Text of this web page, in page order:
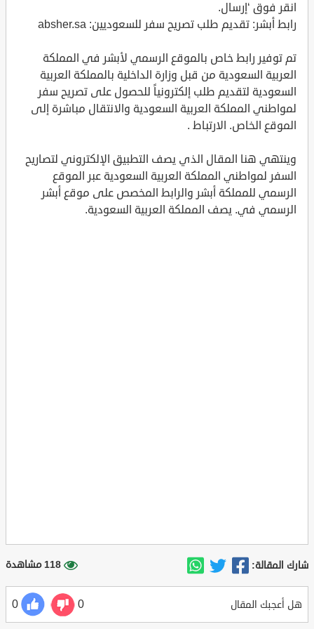
انقر فوق ‘إرسال.
رابط أبشر: تقديم طلب تصريح سفر للسعوديين: absher.sa
تم توفير رابط خاص بالموقع الرسمي لأبشر في المملكة
العربية السعودية من قبل وزارة الداخلية بالمملكة العربية
السعودية لتقديم طلب إلكترونياً للحصول على تصريح سفر
لمواطني المملكة العربية السعودية والانتقال مباشرة إلى
الموقع الخاص. الارتباط .
وينتهي هنا المقال الذي يصف التطبيق الإلكتروني لتصاريح
السفر لمواطني المملكة العربية السعودية عبر الموقع
الرسمي للمملكة أبشر والرابط المخصص على موقع أبشر
الرسمي في. يصف المملكة العربية السعودية.
شارك المقالة: 118 مشاهدة
هل أعجبك المقال 0
0